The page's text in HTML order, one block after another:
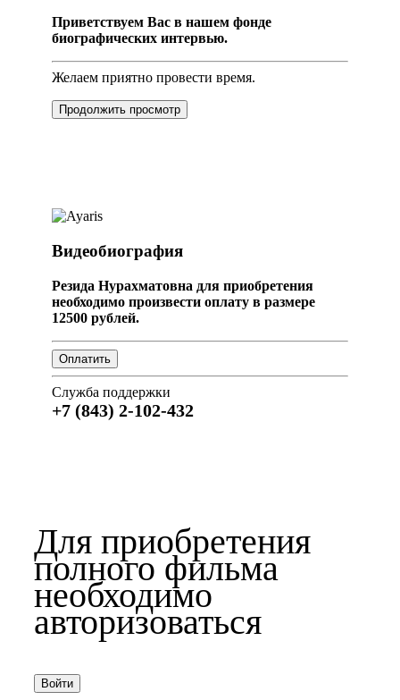
Приветствуем Вас в нашем фонде
биографических интервью.
Желаем приятно провести время.
Продолжить просмотр
Видеобиография
Резида Нурахматовна для приобретения
необходимо произвести оплату в размере
12500 рублей.
Служба поддержки
+7 (843) 2-102-432
Для приобретения
полного фильма
необходимо
авторизоваться
Войти